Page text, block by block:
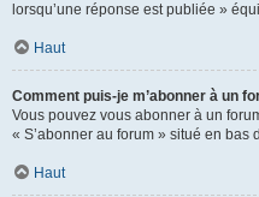
lorsqu’une réponse est publiée »
Haut
Comment puis-je m’abonner à un
Vous pouvez vous abonner à un
« S’abonner au forum » situé en bas
Haut